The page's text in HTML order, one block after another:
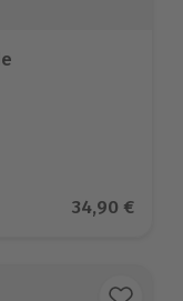
Aktueller
34,90 €